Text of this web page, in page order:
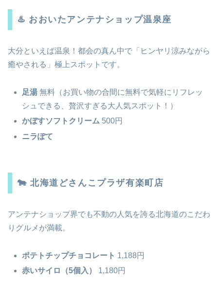
♨️ おおいたアンテナショップ温泉座
大分といえば温泉！都会の真ん中で「ヒンヤリ涼みながら
癒やされる」極上スポットです。
足湯 無料（お買い物の合間に無料で気軽にリフレッ
シュできる、贅沢すぎる大人気スポット！）
かぼすソフトクリーム 500円
ニラぽて
🐄 北海道どさんこプラザ有楽町店
アンテナショップ界でも不動の人気を誇る北海道のこだわ
りグルメが満載。
ポテトチップチョコレート 1,188円
赤いサイロ（5個入）
1,180円